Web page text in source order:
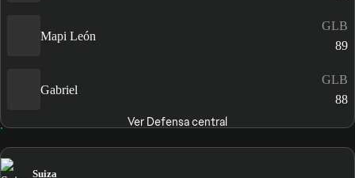
Mapi León
GLB
89
Gabriel
GLB
88
Ver Defensa central
Suiza